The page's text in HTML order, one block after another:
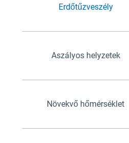
Erdőtűzveszély
Aszályos helyzetek
Növekvő hőmérséklet